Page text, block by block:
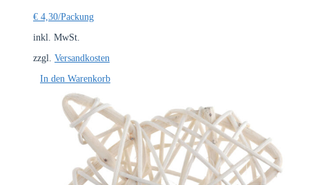
€ 4,30/Packung
inkl. MwSt.
zzgl. Versandkosten
In den Warenkorb